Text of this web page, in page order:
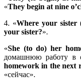
«They begin at nine
4. «Where your sister
your sister?».
«She (to do) her
домашнюю работу в
homework in the next
«сейчас».